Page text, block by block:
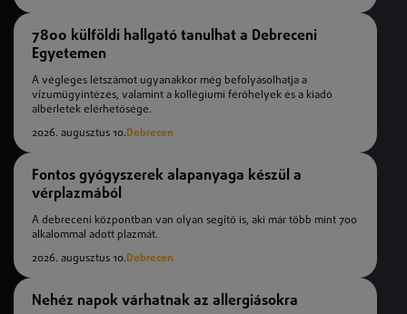
7800 külföldi hallgató tanulhat a Debreceni
Egyetemen
A végleges létszámot ugyanakkor még befolyásolhatja a
vízumügyintézés, valamint a kollégiumi férőhelyek és a kiadó
albérletek elérhetősége.
2026. augusztus 10.Debrecen
Fontos gyógyszerek alapanyaga készül a
vérplazmából
A debreceni központban van olyan segítő is, aki már több mint 700
alkalommal adott plazmát.
2026. augusztus 10.Debrecen
Nehéz napok várhatnak az allergiásokra